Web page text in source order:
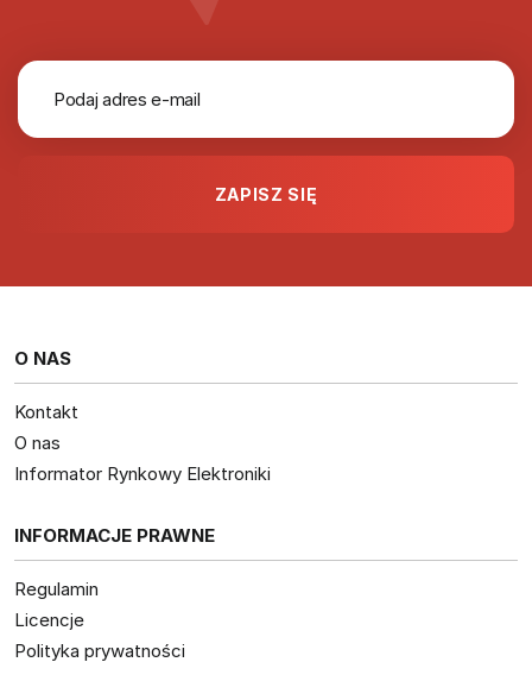
O NAS
Kontakt
O nas
Informator Rynkowy Elektroniki
INFORMACJE PRAWNE
Regulamin
Licencje
Polityka prywatności